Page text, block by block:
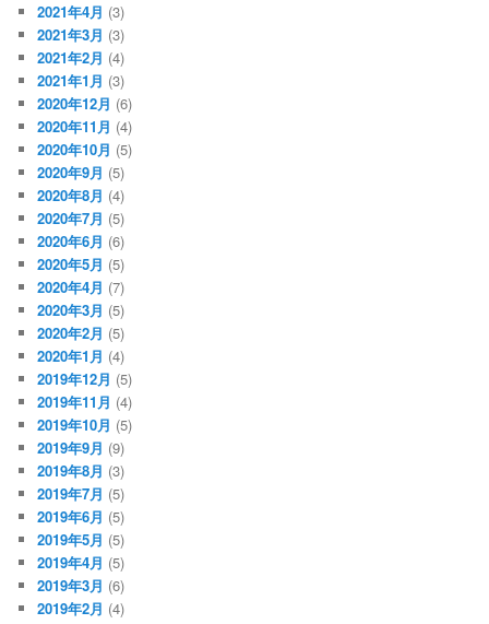
2021年4月 (3)
2021年3月 (3)
2021年2月 (4)
2021年1月 (3)
2020年12月 (6)
2020年11月 (4)
2020年10月 (5)
2020年9月 (5)
2020年8月 (4)
2020年7月 (5)
2020年6月 (6)
2020年5月 (5)
2020年4月 (7)
2020年3月 (5)
2020年2月 (5)
2020年1月 (4)
2019年12月 (5)
2019年11月 (4)
2019年10月 (5)
2019年9月 (9)
2019年8月 (3)
2019年7月 (5)
2019年6月 (5)
2019年5月 (5)
2019年4月 (5)
2019年3月 (6)
2019年2月 (4)